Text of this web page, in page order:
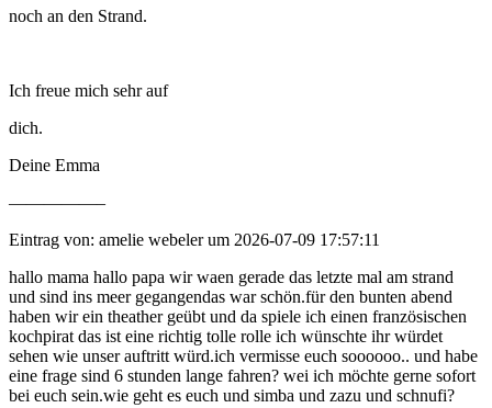
noch an den Strand.
Ich freue mich sehr auf
dich.
Deine Emma
—————–
Eintrag von: amelie webeler um 2026-07-09 17:57:11
hallo mama hallo papa wir waen gerade das letzte mal am strand
und sind ins meer gegangendas war schön.für den bunten abend
haben wir ein theather geübt und da spiele ich einen französischen
kochpirat das ist eine richtig tolle rolle ich wünschte ihr würdet
sehen wie unser auftritt würd.ich vermisse euch soooooo.. und habe
eine frage sind 6 stunden lange fahren? wei ich möchte gerne sofort
bei euch sein.wie geht es euch und simba und zazu und schnufi?